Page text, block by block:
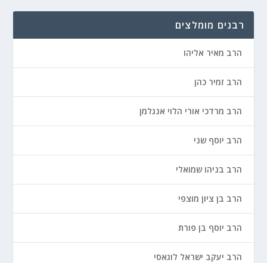
רבנים מומלצים
הרב מאיר אליהו
הרב זמיר כהן
הרב מרדכי אורי הלוי אנגלמן
הרב יוסף שני
הרב בניהו שמואלי
הרב בן ציון מוצפי
הרב יוסף בן פורת
הרב יעקב ישראל לוגאסי